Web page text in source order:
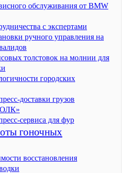
обслуживания от BMW
с экспертами
ручного управления на
толстовок на молнии для
городских
доставки грузов
сервиса для фур
гоночных
восстановления